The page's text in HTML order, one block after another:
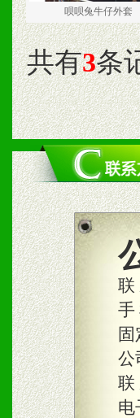
呗呗兔牛仔外套
共有3条
联
手
公
联
电